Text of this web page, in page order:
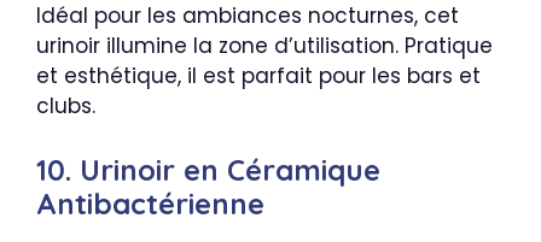
Idéal pour les ambiances nocturnes, cet
urinoir illumine la zone d’utilisation. Pratique
et esthétique, il est parfait pour les bars et
clubs.
10. Urinoir en Céramique
Antibactérienne